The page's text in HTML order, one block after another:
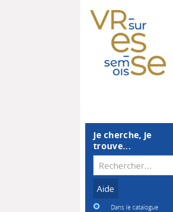
Je cherche, je
trouve...
Dans le catalogue